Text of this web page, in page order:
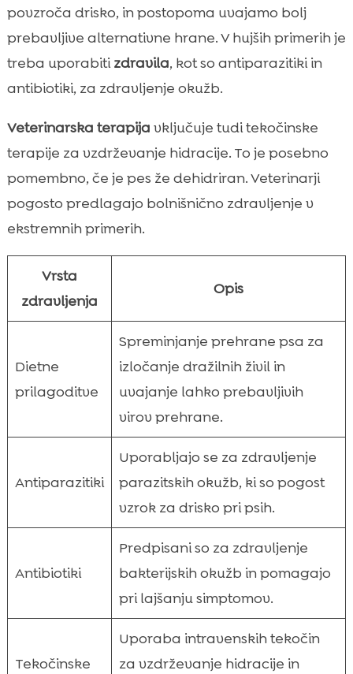
povzroča drisko, in postopoma uvajamo bolj
prebavljive alternativne hrane. V hujših primerih je
treba uporabitizdravila, kot so antiparazitiki in
antibiotiki, za zdravljenje okužb.
Veterinarska terapija vključuje tudi tekočinske
terapije za vzdrževanje hidracije. To je posebno
pomembno, če je pes že dehidriran. Veterinarji
pogosto predlagajo bolnišnično zdravljenje v
ekstremnih primerih.
Vrsta
zdravljenja
Opis
Dietne
prilagoditve
Spreminjanje prehrane psa za
izločanje dražilnih živil in
uvajanje lahko prebavljivih
virov prehrane.
Antiparazitiki
Uporabljajo se za zdravljenje
parazitskih okužb, ki so pogost
vzrok za drisko pri psih.
Antibiotiki
Predpisani so za zdravljenje
bakterijskih okužb in pomagajo
pri lajšanju simptomov.
Tekočinske
Uporaba intravenskih tekočin
za vzdrževanje hidracije in